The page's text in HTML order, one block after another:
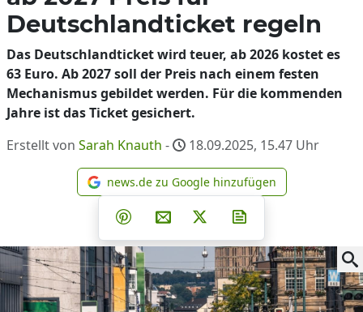
Deutschlandticket regeln
Das Deutschlandticket wird teuer, ab 2026 kostet es
63 Euro. Ab 2027 soll der Preis nach einem festen
Mechanismus gebildet werden. Für die kommenden
Jahre ist das Ticket gesichert.
Erstellt von Sarah Knauth - 18.09.2025, 15.47 Uhr
news.de zu Google
news.de zu Google hinzufügen
Teilen auf Facebook
Teilen auf Whatsapp
Teilen auf Telegram
Teilen auf Pinterest
Per E-Mail teilen
Post auf X